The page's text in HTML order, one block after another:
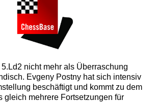
nicht mehr als Überraschung
Evgeny Postny hat sich intensiv
beschäftigt und kommt zu dem
gleich mehrere Fortsetzungen für